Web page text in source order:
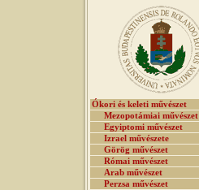
Ókori és keleti művészet
Mezopotámiai művészet
Egyiptomi művészet
Izrael művészete
Görög művészet
Római művészet
Arab művészet
Perzsa művészet